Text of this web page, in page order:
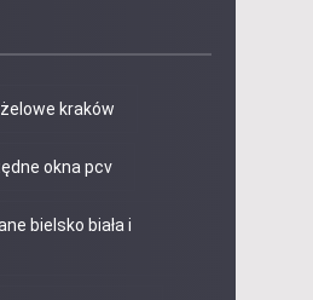
kraków
okna pcv
bielsko biała i